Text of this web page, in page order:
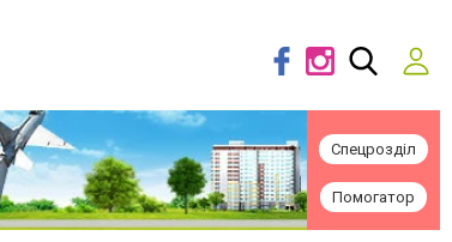
Спецрозділ
Помогатор